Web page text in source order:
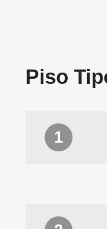
Piso
1